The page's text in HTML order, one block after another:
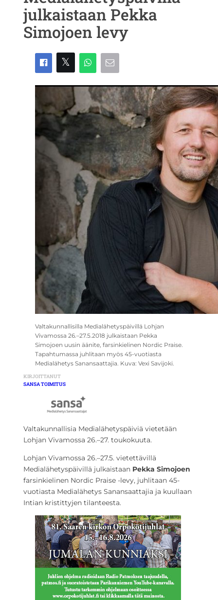
julkaistaan Pekka
Simojoen levy
Valtakunnallisilla Medialähetyspäivillä Lohjan
Vivamossa 26.–27.5.2018 julkaistaan Pekka
Simojoen uusin äänite, farsinkielinen Nordic Praise.
Tapahtumassa juhlitaan myös 45-vuotiasta
Medialähetys Sanansaattajia. Kuva: Vexi Savijoki.
KIRJOITTANUT
SANSA TOIMITUS
Valtakunnallisia Medialähetyspäiviä vietetään
Lohjan Vivamossa 26.–27. toukokuuta.
Lohjan Vivamossa 26.–27.5. vietettävillä
Medialähetyspäivillä julkaistaan Pekka Simojoen
farsinkielinen Nordic Praise -levy, juhlitaan 45-
vuotiasta Medialähetys Sanansaattajia ja kuullaan
Intian kristittyjen tilanteesta.